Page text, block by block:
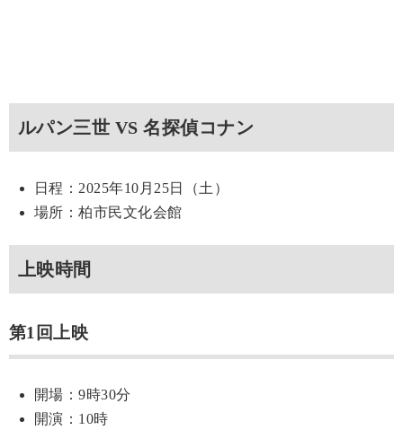
ルパン三世 VS 名探偵コナン
日程：2025年10月25日（土）
場所：柏市民文化会館
上映時間
第1回上映
開場：9時30分
開演：10時